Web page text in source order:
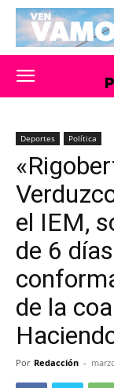
Deportes Política
el IEM,
de 6
de la
Por Redacción -